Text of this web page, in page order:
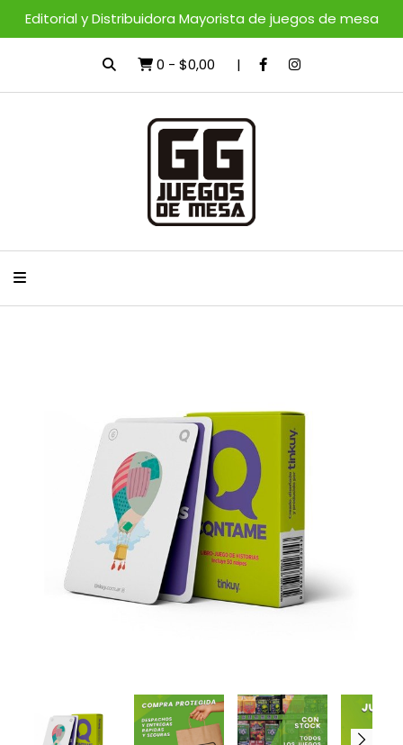
Editorial y Distribuidora Mayorista de juegos de mesa
0 - $0,00